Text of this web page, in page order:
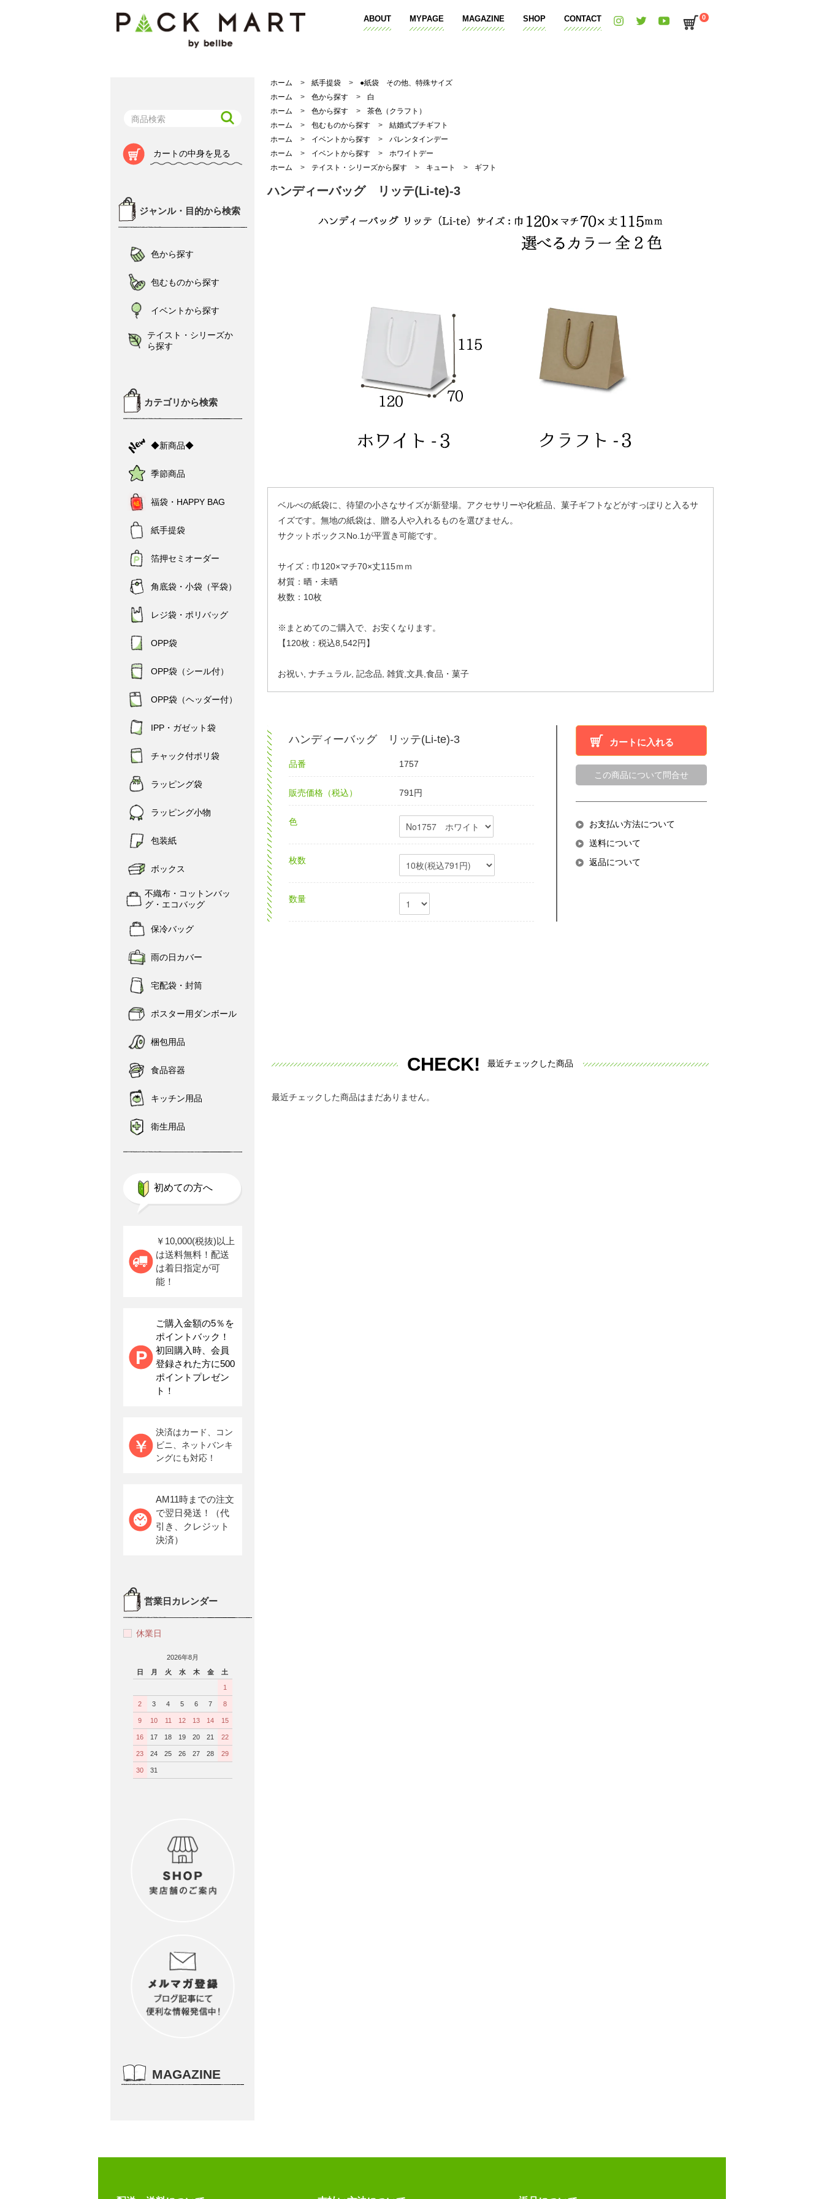
ABOUT MYPAGE MAGAZINE SHOP CONTACT 0
ホーム > 紙手提袋 >
●紙袋 その他、特殊サイズ
ホーム
> 色から探す >
白
ホーム
> 色から探す >
茶色（クラフト）
ホーム
> 包むものから探す >
結婚式プチギフト
ホーム
> イベントから探す >
バレンタインデー
ホーム
> イベントから探す >
ホワイトデー
ホーム
> テイスト・シリーズから探す > キュート > ギフト
ハンディーバッグ リッテ(Li-te)-3
ベルべの紙袋に、待望の小さなサイズが新登場。アクセサリーや化粧品、菓子ギフトなどがすっぽりと入るサ
イズです。無地の紙袋は、贈る人や入れるものを選びません。
サクットボックスNo.1が平置き可能です。
サイズ：巾120×マチ70×丈115ｍｍ
材質：晒・未晒
枚数：10枚
※まとめてのご購入で、お安くなります。
【120枚：税込8,542円】
お祝い, ナチュラル, 記念品, 雑貨,文具,食品・菓子
ハンディーバッグ リッテ(Li-te)-3
品番 1757
販売価格（税込） 791円
色
枚数
数量
カートに入れる
この商品について問合せ
お支払い方法について
送料について
返品について
CHECK! 最近チェックした商品
最近チェックした商品はまだありません。
カートの中身を見る
ジャンル・目的から検索
色から探す
包むものから探す
イベントから探す
テイスト・シリーズか
ら探す
カテゴリから検索
◆新商品◆
季節商品
福袋・HAPPY BAG
紙手提袋
箔押セミオーダー
角底袋・小袋（平袋）
レジ袋・ポリバッグ
OPP袋
OPP袋（シール付）
OPP袋（ヘッダー付）
IPP・ガゼット袋
チャック付ポリ袋
ラッピング袋
ラッピング小物
包装紙
ボックス
不織布・コットンバッ
グ・エコバッグ
保冷バッグ
雨の日カバー
宅配袋・封筒
ポスター用ダンボール
梱包用品
食品容器
キッチン用品
衛生用品
初めての方へ
￥10,000(税抜)以上
は送料無料！配送
は着日指定が可
能！
ご購入金額の5％を
ポイントバック！
初回購入時、会員
登録された方に500
ポイントプレゼン
ト！
決済はカード、コン
ビニ、ネットバンキ
ングにも対応！
AM11時までの注文
で翌日発送！（代
引き、クレジット
決済）
営業日カレンダー
休業日
2026年8月
日
月 火 水 木 金 土
1
2 3 4 5 6 7 8
9 10 11 12 13 14 15
16 17 18 19 20 21 22
23 24 25 26 27 28 29
30 31
MAGAZINE